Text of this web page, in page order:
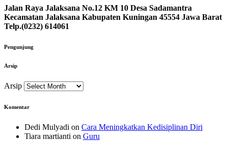
Jalan Raya Jalaksana No.12 KM 10 Desa Sadamantra
Kecamatan Jalaksana Kabupaten Kuningan 45554 Jawa Barat
Telp.(0232) 614061
Pengunjung
Arsip
Arsip
Komentar
Dedi Mulyadi on Cara Meningkatkan Kedisiplinan Diri
Tiara martianti on Guru